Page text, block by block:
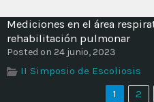
Mediciones en el área
rehabilitación pulmonar
Posted on 24 junio, 2023
II Simposio de Escoliosis
1
2